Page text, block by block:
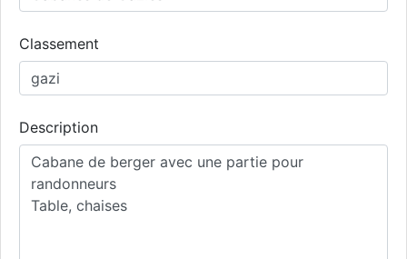
Classement
Description